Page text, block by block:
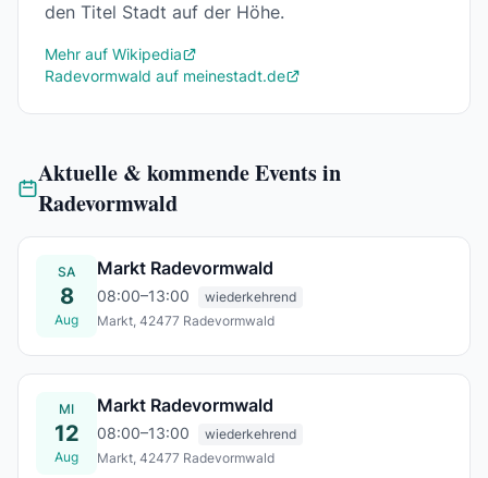
den Titel Stadt auf der Höhe.
Mehr auf Wikipedia
Radevormwald auf meinestadt.de
Aktuelle & kommende Events in
Radevormwald
SA
8
Aug
Markt Radevormwald
08:00–13:00
wiederkehrend
Markt, 42477 Radevormwald
MI
12
Aug
Markt Radevormwald
08:00–13:00
wiederkehrend
Markt, 42477 Radevormwald